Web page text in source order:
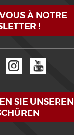
À NOTRE
!
SIE UNSEREN